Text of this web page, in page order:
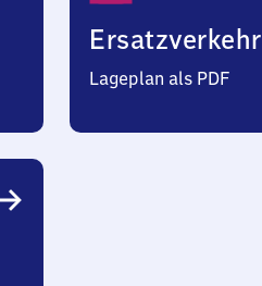
Ersatzverkehr
Lageplan als PDF